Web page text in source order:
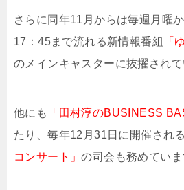
さらに同年11月からは毎週月曜
17：45まで流れる新情報番組
「
のメインキャスターに抜擢されて
他にも 「田村淳のBUSINESS
たり、毎年12月31日に開催される
コンサート」の司会も務めていま